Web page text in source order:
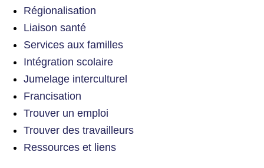
Régionalisation
Liaison santé
Services aux familles
Intégration scolaire
Jumelage interculturel
Francisation
Trouver un emploi
Trouver des travailleurs
Ressources et liens